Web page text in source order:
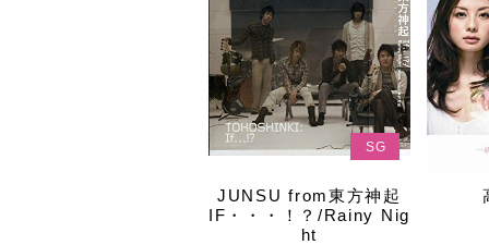
SG
JUNSU from東方神起
IF・・・！？/Rainy Nig
ht